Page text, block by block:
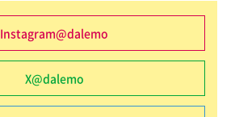
Instagram@dalemo
X@dalemo